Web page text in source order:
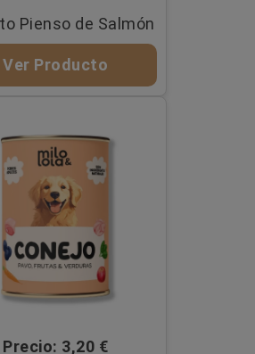
Pienso de Salmón
Ver Producto
Precio: 3,20 €